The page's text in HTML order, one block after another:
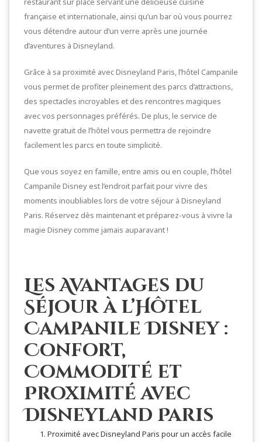
française et internationale, ainsi qu’un bar où vous pourrez
vous détendre autour d’un verre après une journée
d’aventures à Disneyland.
Grâce à sa proximité avec Disneyland Paris, l’hôtel Campanile
vous permet de profiter pleinement des parcs d’attractions,
des spectacles incroyables et des rencontres magiques
avec vos personnages préférés. De plus, le service de
navette gratuit de l’hôtel vous permettra de rejoindre
facilement les parcs en toute simplicité.
Que vous soyez en famille, entre amis ou en couple, l’hôtel
Campanile Disney est l’endroit parfait pour vivre des
moments inoubliables lors de votre séjour à Disneyland
Paris. Réservez dès maintenant et préparez-vous à vivre la
magie Disney comme jamais auparavant !
Les Avantages du
Séjour à l’Hôtel
Campanile Disney :
Confort,
Commodité et
Proximité avec
Disneyland Paris
Proximité avec Disneyland Paris pour un accès facile